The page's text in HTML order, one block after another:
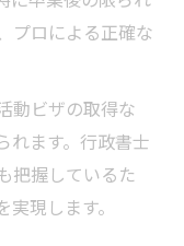
プロによる正確な
動ビザの取得な
れます。行政書士
把握しているた
現します。